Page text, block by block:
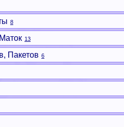
8
13
Пакетов 6